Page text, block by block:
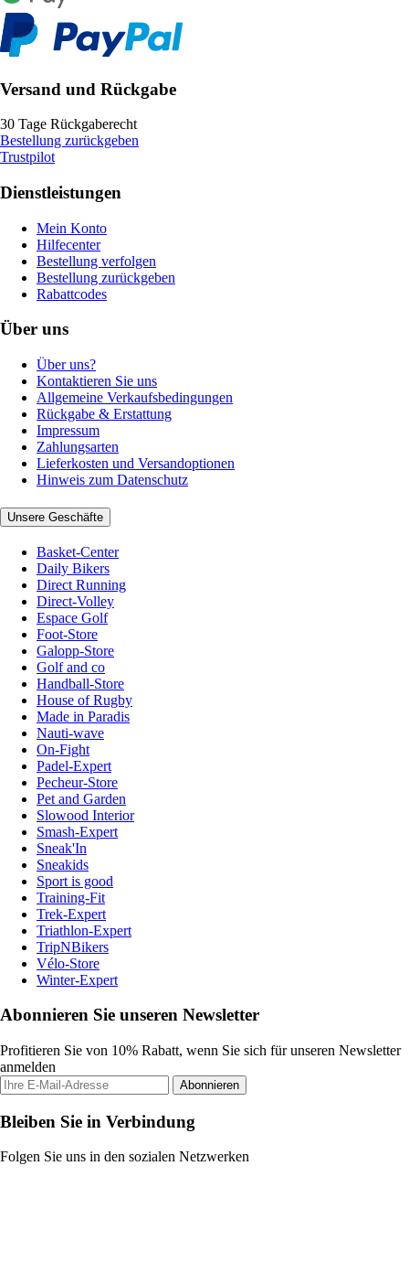
Versand und Rückgabe
30 Tage Rückgaberecht
Bestellung zurückgeben
Trustpilot
Dienstleistungen
Mein Konto
Hilfecenter
Bestellung verfolgen
Bestellung zurückgeben
Rabattcodes
Über uns
Über uns?
Kontaktieren Sie uns
Allgemeine Verkaufsbedingungen
Rückgabe & Erstattung
Impressum
Zahlungsarten
Lieferkosten und Versandoptionen
Hinweis zum Datenschutz
Unsere Geschäfte
Basket-Center
Daily Bikers
Direct Running
Direct-Volley
Espace Golf
Foot-Store
Galopp-Store
Golf and co
Handball-Store
House of Rugby
Made in Paradis
Nauti-wave
On-Fight
Padel-Expert
Pecheur-Store
Pet and Garden
Slowood Interior
Smash-Expert
Sneak'In
Sneakids
Sport is good
Training-Fit
Trek-Expert
Triathlon-Expert
TripNBikers
Vélo-Store
Winter-Expert
Abonnieren Sie unseren Newsletter
Profitieren Sie von 10% Rabatt, wenn Sie sich für unseren Newsletter
anmelden
Abonnieren
Bleiben Sie in Verbindung
Folgen Sie uns in den sozialen Netzwerken